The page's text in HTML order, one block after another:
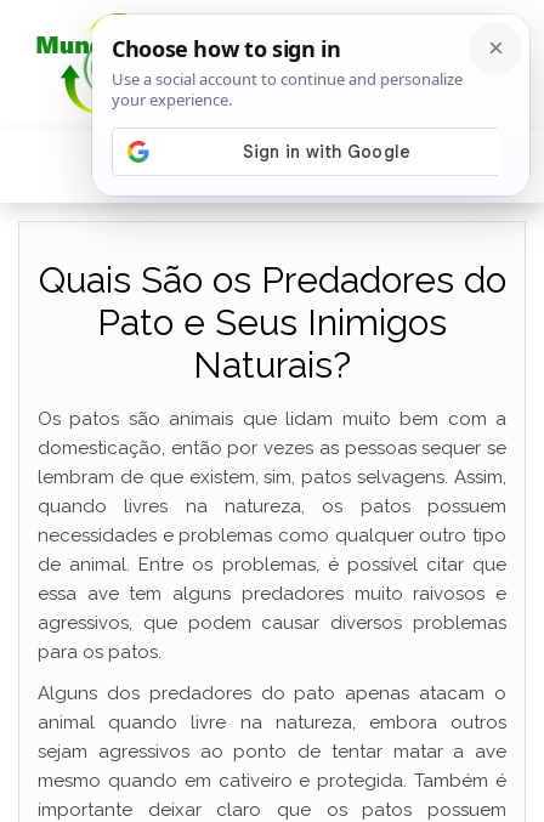
Quais São os Predadores do
Pato e Seus Inimigos
Naturais?
Os patos são animais que lidam muito bem com a
domesticação, então por vezes as pessoas sequer se
lembram de que existem, sim, patos selvagens. Assim,
quando livres na natureza, os patos possuem
necessidades e problemas como qualquer outro tipo
de animal. Entre os problemas, é possível citar que
essa ave tem alguns predadores muito raivosos e
agressivos, que podem causar diversos problemas
para os patos.
Alguns dos predadores do pato apenas atacam o
animal quando livre na natureza, embora outros
sejam agressivos ao ponto de tentar matar a ave
mesmo quando em cativeiro e protegida. Também é
importante deixar claro que os patos possuem